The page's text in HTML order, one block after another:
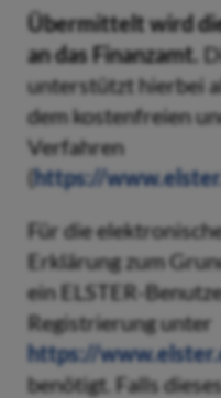
Übermittelt wird
an das Finanzamt.
unterstützt hierbei
dem kostenfreien
Verfahren
(https://
Für die
Erklärung zum
ein ELSTER-
Registrierung unter
https://
benötigt. Falls